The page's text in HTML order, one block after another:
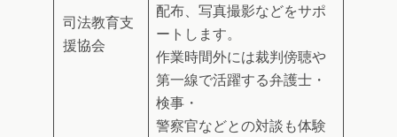
司法教育支
援協会
配布、写真撮影などをサポ
ートします。
作業時間外には裁判傍聴や
第一線で活躍する弁護士・
検事・
警察官などとの対談も体験